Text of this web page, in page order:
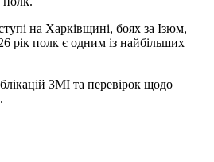
на Харківщині, боях за Ізюм,
рік полк є одним із найбільших
ЗМІ та перевірок щодо